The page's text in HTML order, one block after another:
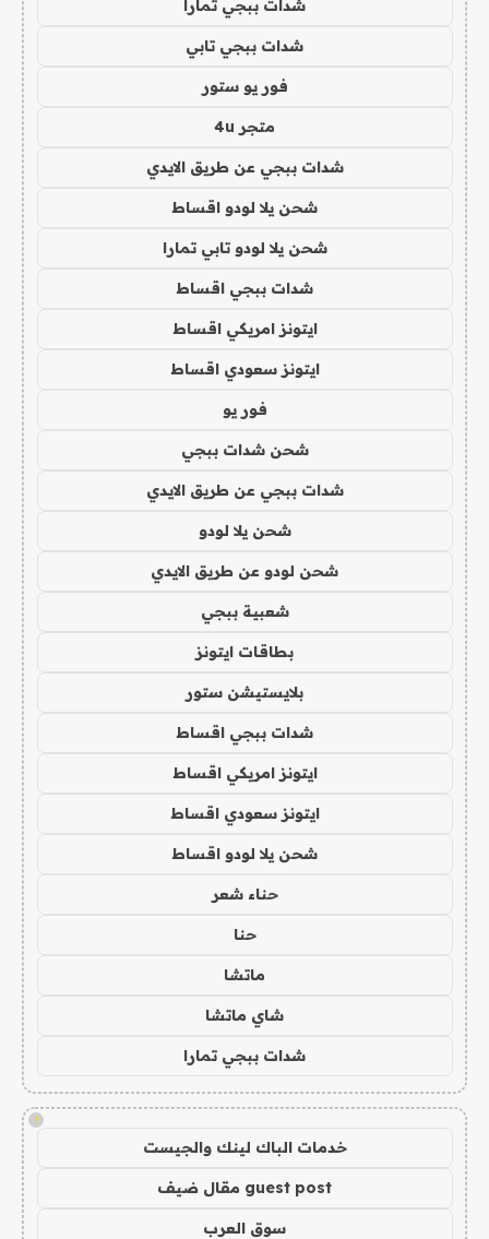
شدات ببجي تمارا
شدات ببجي تابي
فور يو ستور
متجر 4u
شدات ببجي عن طريق الايدي
شحن يلا لودو اقساط
شحن يلا لودو تابي تمارا
شدات ببجي اقساط
ايتونز امريكي اقساط
ايتونز سعودي اقساط
فور يو
شحن شدات ببجي
شدات ببجي عن طريق الايدي
شحن يلا لودو
شحن لودو عن طريق الايدي
شعبية ببجي
بطاقات ايتونز
بلايستيشن ستور
شدات ببجي اقساط
ايتونز امريكي اقساط
ايتونز سعودي اقساط
شحن يلا لودو اقساط
حناء شعر
حنا
ماتشا
شاي ماتشا
شدات ببجي تمارا
!
خدمات الباك لينك والجيست
guest post مقال ضيف
سوق العرب